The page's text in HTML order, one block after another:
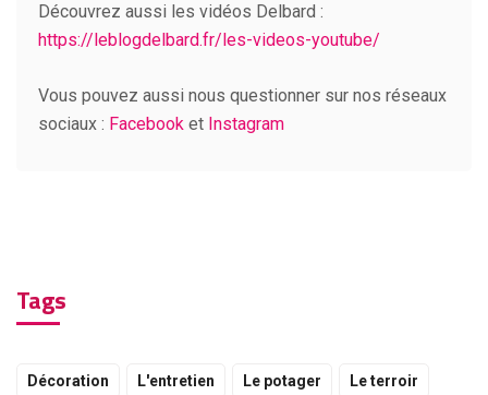
Découvrez aussi les vidéos Delbard :
https://leblogdelbard.fr/les-videos-youtube/
Vous pouvez aussi nous questionner sur nos réseaux
sociaux : Facebook et Instagram
Tags
Décoration L'entretien Le potager Le terroir